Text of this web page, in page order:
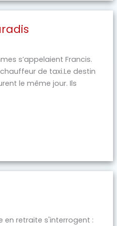
s’appelaient Francis.
de taxi.Le destin
le même jour. Ils
en retraite s'interrogent :